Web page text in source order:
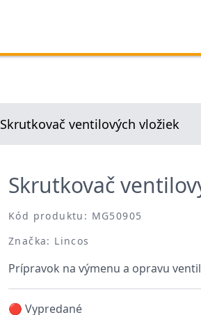
Skrutkovač ventilových vložiek
Skrutkovač
Kód produktu: MG50905
Značka: Lincos
Prípravok na výmenu a opravu
🔴 Vypredané